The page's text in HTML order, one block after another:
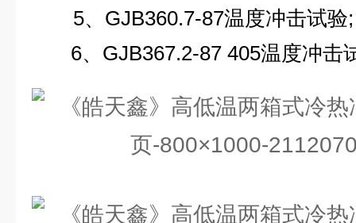
5、GJB360.7-87温度冲击试验;
6、GJB367.2-87 405温度冲击